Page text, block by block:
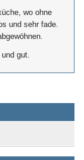
wo ohne
und sehr fade.
gut.